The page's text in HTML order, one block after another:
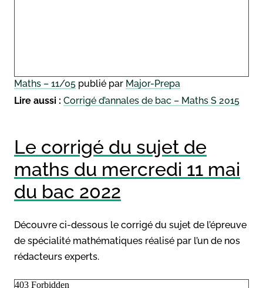
Maths – 11/05 publié par Major-Prepa
Lire aussi : Corrigé d’annales de bac – Maths S 2015
Le corrigé du sujet de
maths du mercredi 11 mai
du bac 2022
Découvre ci-dessous le corrigé du sujet de l’épreuve
de spécialité mathématiques réalisé par l’un de nos
rédacteurs experts.